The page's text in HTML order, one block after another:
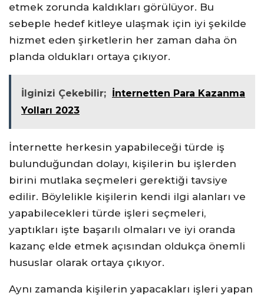
etmek zorunda kaldıkları görülüyor. Bu
sebeple hedef kitleye ulaşmak için iyi şekilde
hizmet eden şirketlerin her zaman daha ön
planda oldukları ortaya çıkıyor.
İlginizi Çekebilir; İnternetten Para Kazanma
Yolları 2023
İnternette herkesin yapabileceği türde iş
bulunduğundan dolayı, kişilerin bu işlerden
birini mutlaka seçmeleri gerektiği tavsiye
edilir. Böylelikle kişilerin kendi ilgi alanları ve
yapabilecekleri türde işleri seçmeleri,
yaptıkları işte başarılı olmaları ve iyi oranda
kazanç elde etmek açısından oldukça önemli
hususlar olarak ortaya çıkıyor.
Aynı zamanda kişilerin yapacakları işleri yapan